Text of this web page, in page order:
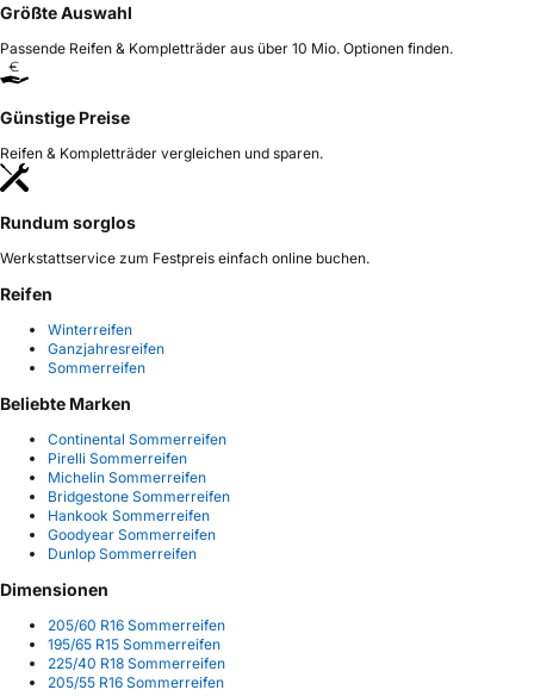
Größte Auswahl
Passende Reifen & Kompletträder aus über 10 Mio. Optionen finden.
Günstige Preise
Reifen & Kompletträder vergleichen und sparen.
Rundum sorglos
Werkstattservice zum Festpreis einfach online buchen.
Reifen
Winterreifen
Ganzjahresreifen
Sommerreifen
Beliebte Marken
Continental Sommerreifen
Pirelli Sommerreifen
Michelin Sommerreifen
Bridgestone Sommerreifen
Hankook Sommerreifen
Goodyear Sommerreifen
Dunlop Sommerreifen
Dimensionen
205/60 R16 Sommerreifen
195/65 R15 Sommerreifen
225/40 R18 Sommerreifen
205/55 R16 Sommerreifen